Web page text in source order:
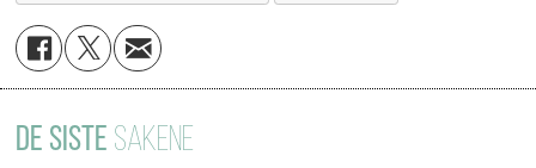
DE SISTE SAKENE